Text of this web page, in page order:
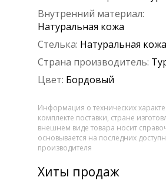
Внутренний материал:
Натуральная кожа
Стелька: Натуральная кожа
Страна производитель:
Цвет: Бордовый
Информация о технических
комплекте поставки, стране
внешнем виде товара носит
основывается на последних
производителя
Хиты продаж